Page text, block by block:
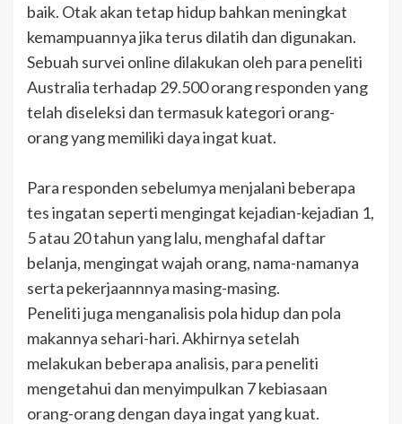
baik. Otak akan tetap hidup bahkan meningkat
kemampuannya jika terus dilatih dan digunakan.
Sebuah survei online dilakukan oleh para peneliti
Australia terhadap 29.500 orang responden yang
telah diseleksi dan termasuk kategori orang-
orang yang memiliki daya ingat kuat.
Para responden sebelumya menjalani beberapa
tes ingatan seperti mengingat kejadian-kejadian 1,
5 atau 20 tahun yang lalu, menghafal daftar
belanja, mengingat wajah orang, nama-namanya
serta pekerjaannnya masing-masing.
Peneliti juga menganalisis pola hidup dan pola
makannya sehari-hari. Akhirnya setelah
melakukan beberapa analisis, para peneliti
mengetahui dan menyimpulkan 7 kebiasaan
orang-orang dengan daya ingat yang kuat.